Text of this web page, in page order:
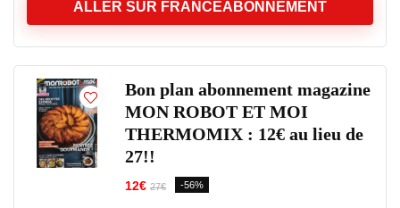
ALLER SUR FRANCEABONNEMENT
Bon plan abonnement magazine
MON ROBOT ET MOI
THERMOMIX : 12€ au lieu de
27!!
12€ 27€ -56%